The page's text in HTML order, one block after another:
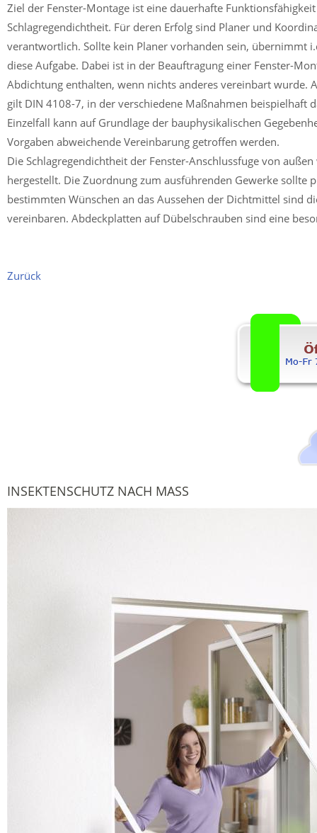
Ziel der Fenster-Montage ist eine dauerhafte
Schlagregendichtheit. Für deren Erfolg sind Planer und
verantwortlich. Sollte kein Planer vorhanden sein, übernimmt
diese Aufgabe. Dabei ist in der Beauftragung einer Fenster-
Abdichtung enthalten, wenn nichts anderes vereinbart wurde.
gilt DIN 4108-7, in der verschiedene Maßnahmen beispielhaft
Einzelfall kann auf Grundlage der bauphysikalischen
Vorgaben abweichende Vereinbarung getroffen werden.
Die Schlagregendichtheit der Fenster-Anschlussfuge von
hergestellt. Die Zuordnung zum ausführenden Gewerke sollte
bestimmten Wünschen an das Aussehen der Dichtmittel sind
vereinbaren. Abdeckplatten auf Dübelschrauben sind eine
Zurück
INSEKTENSCHUTZ NACH MASS